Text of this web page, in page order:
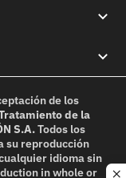
de los
de la
S.A.Todos los
su reproducción
idioma sin
in whole or